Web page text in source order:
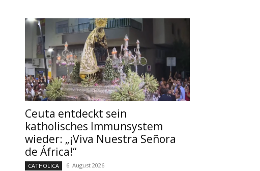
Ceuta entdeckt sein
katholisches Immunsystem
wieder: „¡Viva Nuestra Señora
de África!“
CATHOLICA 6. August 2026